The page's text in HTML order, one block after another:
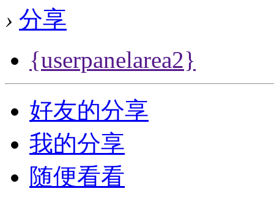
› 分享
{userpanelarea2}
好友的分享
我的分享
随便看看